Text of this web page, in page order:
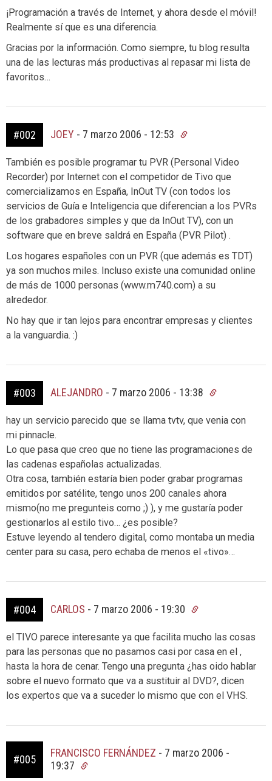
¡Programación a través de Internet, y ahora desde el móvil!
Realmente sí que es una diferencia.
Gracias por la información. Como siempre, tu blog resulta
una de las lecturas más productivas al repasar mi lista de
favoritos…
#002 JOEY - 7 marzo 2006 - 12:53
También es posible programar tu PVR (Personal Video
Recorder) por Internet con el competidor de Tivo que
comercializamos en España, InOut TV (con todos los
servicios de Guía e Inteligencia que diferencian a los PVRs
de los grabadores simples y que da InOut TV), con un
software que en breve saldrá en España (PVR Pilot) .
Los hogares españoles con un PVR (que además es TDT)
ya son muchos miles. Incluso existe una comunidad online
de más de 1000 personas (www.m740.com) a su
alrededor.
No hay que ir tan lejos para encontrar empresas y clientes
a la vanguardia. :)
#003 ALEJANDRO - 7 marzo 2006 - 13:38
hay un servicio parecido que se llama tvtv, que venia con
mi pinnacle.
Lo que pasa que creo que no tiene las programaciones de
las cadenas españolas actualizadas.
Otra cosa, también estaría bien poder grabar programas
emitidos por satélite, tengo unos 200 canales ahora
mismo(no me pregunteis como ;) ), y me gustaría poder
gestionarlos al estilo tivo… ¿es posible?
Estuve leyendo al tendero digital, como montaba un media
center para su casa, pero echaba de menos el «tivo»…
#004 CARLOS - 7 marzo 2006 - 19:30
el TIVO parece interesante ya que facilita mucho las cosas
para las personas que no pasamos casi por casa en el ,
hasta la hora de cenar. Tengo una pregunta ¿has oido hablar
sobre el nuevo formato que va a sustituir al DVD?, dicen
los expertos que va a suceder lo mismo que con el VHS.
#005
FRANCISCO FERNÁNDEZ - 7 marzo 2006 -
19:37